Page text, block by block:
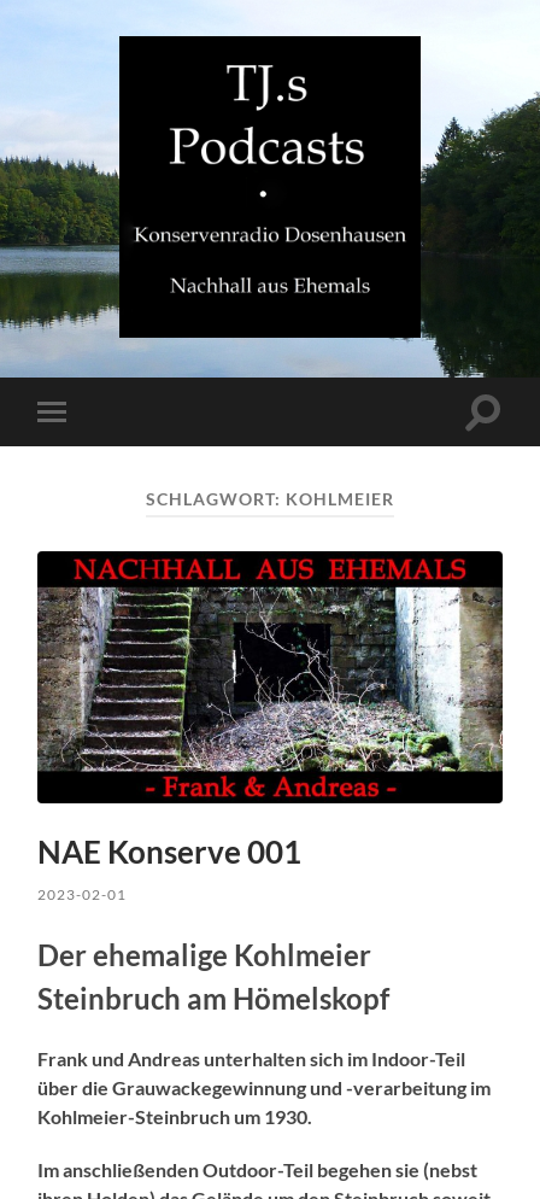
TJ.s
Mobile-
Menü
SCHLAGWORT: KOHLMEIER
NAE Konserve 001
2023-02-01
Der ehemalige Kohlmeier
Steinbruch am Hömelskopf
Frank und Andreas unterhalten sich im Indoor-Teil
über die Grauwackegewinnung und -verarbeitung im
Kohlmeier-Steinbruch um 1930.
Im anschließenden Outdoor-Teil begehen sie (nebst